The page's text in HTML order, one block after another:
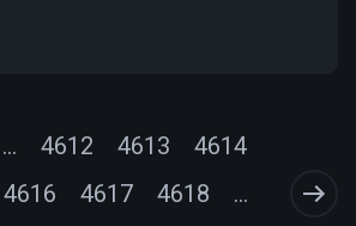
... 4612 4613
4614
4616 4617 4618
...